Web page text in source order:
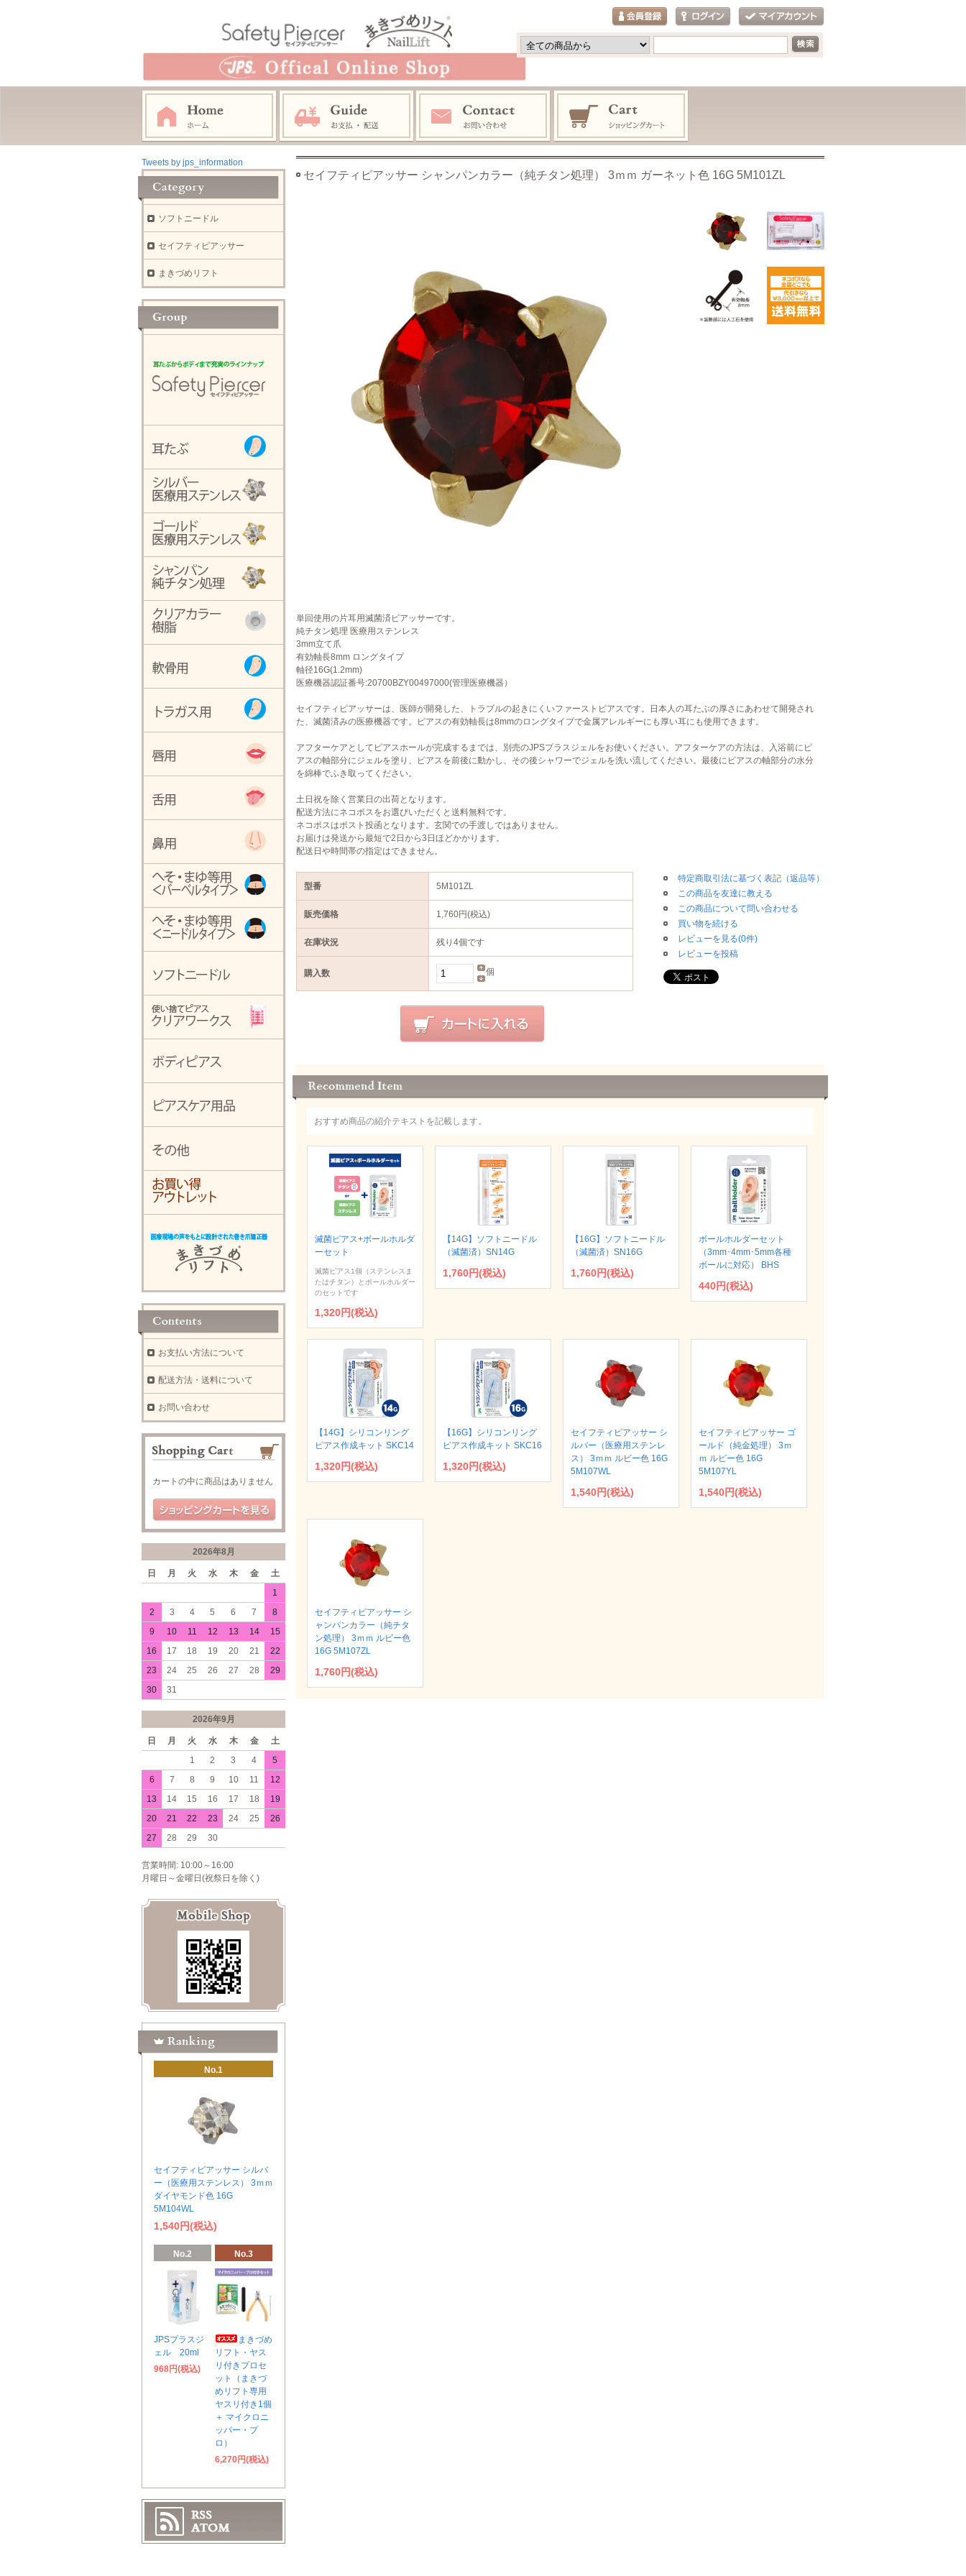
セイフティピアッサー シャンパンカラー（純チタン処理） 3ｍｍ ガーネット色 16G 5M101ZL
単回使用の片耳用滅菌済ピアッサーです。
純チタン処理 医療用ステンレス
3mm立て爪
有効軸長8mm ロングタイプ
軸径16G(1.2mm)
医療機器認証番号:20700BZY00497000(管理医療機器）
セイフティピアッサーは、医師が開発した、トラブルの起きにくいファーストピアスです。日本人の耳たぶの厚さにあわせて開発され
た、滅菌済みの医療機器です。ピアスの有効軸長は8mmのロングタイプで金属アレルギーにも厚い耳にも使用できます。
アフターケアとしてピアスホールが完成するまでは、別売のJPSプラスジェルをお使いください。アフターケアの方法は、入浴前にピ
アスの軸部分にジェルを塗り、ピアスを前後に動かし、その後シャワーでジェルを洗い流してください。最後にピアスの軸部分の水分
を綿棒でふき取ってください。
土日祝を除く営業日の出荷となります。
配送方法にネコポスをお選びいただくと送料無料です。
ネコポスはポスト投函となります。玄関での手渡しではありません。
お届けは発送から最短で2日から3日ほどかかります。
配送日や時間帯の指定はできません。
型番 5M101ZL
販売価格 1,760円(税込)
在庫状況 残り4個です
購入数 個
特定商取引法に基づく表記（返品等）
この商品を友達に教える
この商品について問い合わせる
買い物を続ける
レビューを見る(0件)
レビューを投稿
おすすめ商品の紹介テキストを記載します。
滅菌ピアス+ボールホルダ
ーセット
滅菌ピアス1個（ステンレスま
たはチタン）とボールホルダー
のセットです
1,320円(税込)
【14G】ソフトニードル
（滅菌済）SN14G
1,760円(税込)
【16G】ソフトニードル
（滅菌済）SN16G
1,760円(税込)
ボールホルダーセット
（3mm･4mm･5mm各種
ボールに対応） BHS
440円(税込)
【14G】シリコンリング
ピアス作成キット SKC14
1,320円(税込)
【16G】シリコンリング
ピアス作成キット SKC16
1,320円(税込)
セイフティピアッサー シ
ルバー（医療用ステンレ
ス） 3ｍｍ ルビー色 16G
5M107WL
1,540円(税込)
セイフティピアッサー ゴ
ールド（純金処理） 3ｍ
ｍ ルビー色 16G
5M107YL
1,540円(税込)
セイフティピアッサー シ
ャンパンカラー（純チタ
ン処理） 3ｍｍ ルビー色
16G 5M107ZL
1,760円(税込)
Tweets by jps_information
ソフトニードル
セイフティピアッサー
まきづめリフト
お支払い方法について
配送方法・送料について
お問い合わせ
カートの中に商品はありません
2026年8月
日 月 火 水 木 金
土
1
2
3 4 5 6 7
8
9
10 11 12 13 14
15
16
17 18 19 20 21
22
23
24 25 26 27 28
29
30
31
2026年9月
日 月 火 水 木 金
土
1
2 3 4
5
6
7 8 9 10 11
12
13
14 15 16 17 18
19
20
21 22 23 24 25
26
27
28 29 30
営業時間: 10:00～16:00
月曜日～金曜日(祝祭日を除く)
No.1
セイフティピアッサー シルバ
ー（医療用ステンレス） 3ｍｍ
ダイヤモンド色 16G
5M104WL
1,540円(税込)
No.2
JPSプラスジ
ェル 20ml
968円(税込)
No.3
まきづめ
リフト・ヤス
リ付きプロセ
ット（まきづ
めリフト専用
ヤスリ付き1個
＋ マイクロニ
ッパー・プ
ロ）
6,270円(税込)